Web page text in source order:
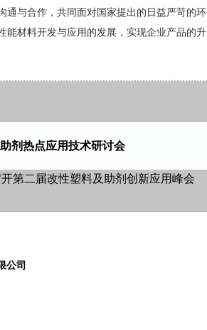
通与合作，共同面对国家提出的日益严苛的环
能材料开发与应用的发展，实现企业产品的升
剂热点应用技术研讨会
公司